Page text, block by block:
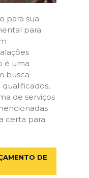
para sua
para
é uma
busca
de serviços
certa para
DE